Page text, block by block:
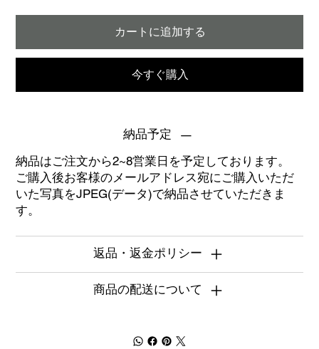
カートに追加する
今すぐ購入
納品予定
納品はご注文から2~8営業日を予定しております。
ご購入後お客様のメールアドレス宛にご購入いただ
いた写真をJPEG(データ)で納品させていただきま
す。
返品・返金ポリシー
商品の配送について